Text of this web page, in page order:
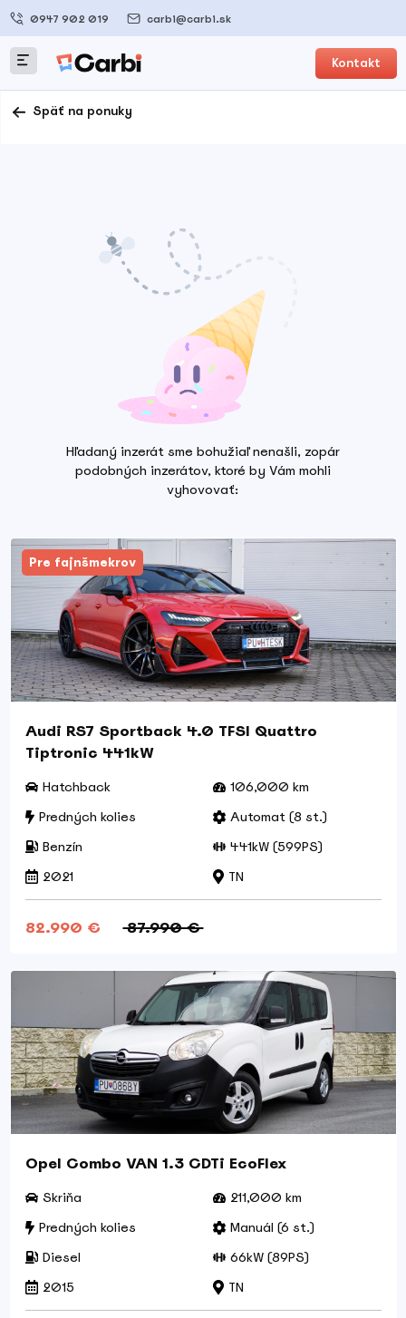
0947 902 019 carbi@carbi.sk
Kontakt
Späť na ponuky
Hľadaný inzerát sme bohužiaľ nenašli, zopár
podobných inzerátov, ktoré by Vám mohli
vyhovovať:
Pre fajnšmekrov
Audi RS7 Sportback 4.0 TFSI Quattro
Tiptronic 441kW
Hatchback
106,000 km
Predných kolies
Automat (8 st.)
Benzín
441kW (599PS)
2021
TN
82.990 € 87.990 €
Opel Combo VAN 1.3 CDTi EcoFlex
Skriňa
211,000 km
Predných kolies
Manuál (6 st.)
Diesel
66kW (89PS)
2015
TN